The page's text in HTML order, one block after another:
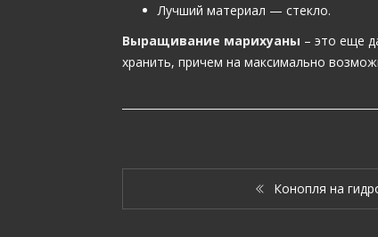
Лучший материал — стекло.
Выращивание марихуаны – это еще
хранить, причем на максимально
Конопля на